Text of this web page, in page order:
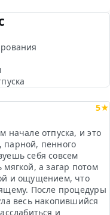
5★
начале отпуска, и это
пенного
себя совсем
а загар потом
и ощущением, что
После процедуры
весь накопившийся
и